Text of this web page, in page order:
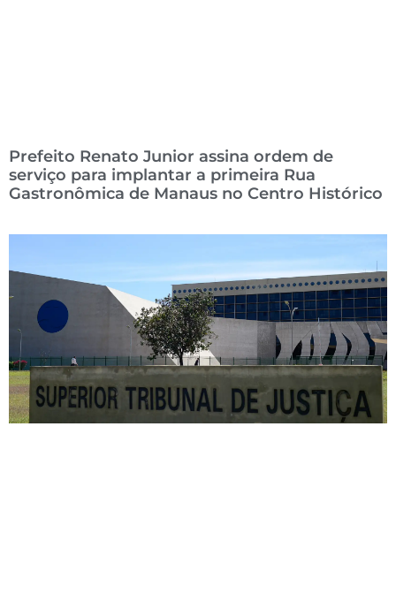
Prefeito Renato Junior assina ordem de
serviço para implantar a primeira Rua
Gastronômica de Manaus no Centro Histórico